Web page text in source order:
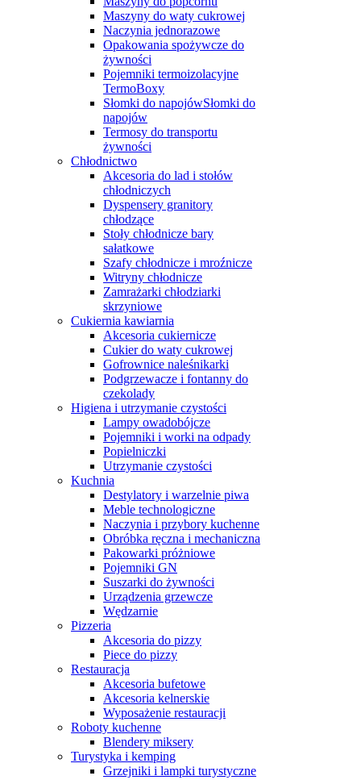
Maszyny do waty cukrowej
Naczynia jednorazowe
Opakowania spożywcze do
żywności
Pojemniki termoizolacyjne
TermoBoxy
Słomki do napojówSłomki do
napojów
Termosy do transportu
żywności
Chłodnictwo
Akcesoria do lad i stołów
chłodniczych
Dyspensery granitory
chłodzące
Stoły chłodnicze bary
sałatkowe
Szafy chłodnicze i mroźnicze
Witryny chłodnicze
Zamrażarki chłodziarki
skrzyniowe
Cukiernia kawiarnia
Akcesoria cukiernicze
Cukier do waty cukrowej
Gofrownice naleśnikarki
Podgrzewacze i fontanny do
czekolady
Higiena i utrzymanie czystości
Lampy owadobójcze
Pojemniki i worki na odpady
Popielniczki
Utrzymanie czystości
Kuchnia
Destylatory i warzelnie piwa
Meble technologiczne
Naczynia i przybory kuchenne
Obróbka ręczna i mechaniczna
Pakowarki próżniowe
Pojemniki GN
Suszarki do żywności
Urządzenia grzewcze
Wędzarnie
Pizzeria
Akcesoria do pizzy
Piece do pizzy
Restauracja
Akcesoria bufetowe
Akcesoria kelnerskie
Wyposażenie restauracji
Roboty kuchenne
Blendery miksery
Turystyka i kemping
Grzejniki i lampki turystyczne